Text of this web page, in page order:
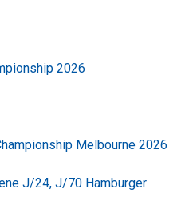
2026
Melbourne 2026
J/24, J/70 Hamburger